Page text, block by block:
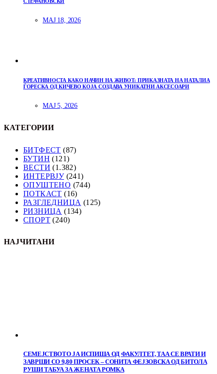
МАЈ 18, 2026
КРЕАТИВНОСТА КАКО НАЧИН НА ЖИВОТ: ПРИКАЗНАТА НА НАТАЛИА
ЃОРЕСКА ОД КИЧЕВО КОЈА СОЗДАВА УНИКАТНИ АКСЕСОАРИ
МАЈ 5, 2026
КАТЕГОРИИ
БИТФЕСТ (87)
БУТИН (121)
ВЕСТИ (1.382)
ИНТЕРВЈУ(241)
ОПУШТЕНО (744)
ПОТКАСТ (16)
РАЗГЛЕДНИЦА (125)
РИЗНИЦА (134)
СПОРТ (240)
НАЈЧИТАНИ
СЕМЕЈСТВОТО ЈА ИСПИША ОД ФАКУЛТЕТ, ТАА СЕ ВРАТИ И
ЗАВРШИ СО 9,80 ПРОСЕК – СОНИТА ФЕЈЗОВСКА ОД БИТОЛА
РУШИ ТАБУА ЗА ЖЕНАТА РОМКА